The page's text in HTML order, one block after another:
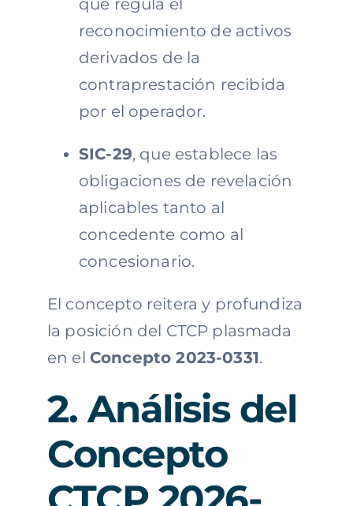
que regula el
reconocimiento de activos
derivados de la
contraprestación recibida
por el operador.
SIC-29, que establece las
obligaciones de revelación
aplicables tanto al
concedente como al
concesionario.
El concepto reitera y profundiza
la posición del CTCP plasmada
en el Concepto 2023-0331.
2. Análisis del
Concepto